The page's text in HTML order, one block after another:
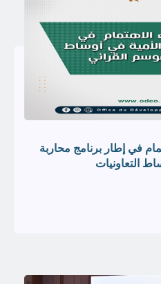
في إطار برنامج محاربة
التعاونيات